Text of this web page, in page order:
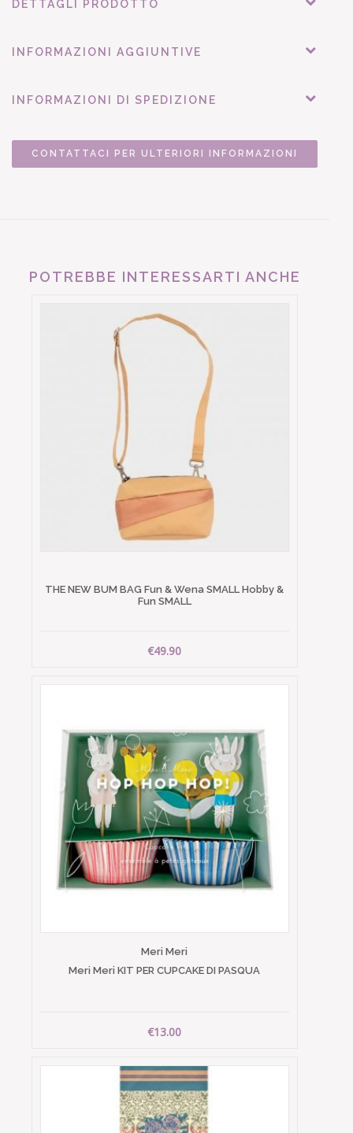
DETTAGLI PRODOTTO
INFORMAZIONI AGGIUNTIVE
INFORMAZIONI DI SPEDIZIONE
CONTATTACI PER ULTERIORI INFORMAZIONI
POTREBBE INTERESSARTI ANCHE
THE NEW BUM BAG Fun & Wena SMALL Hobby &
Fun SMALL
€49.90
Meri Meri
Meri Meri KIT PER CUPCAKE DI PASQUA
€13.00